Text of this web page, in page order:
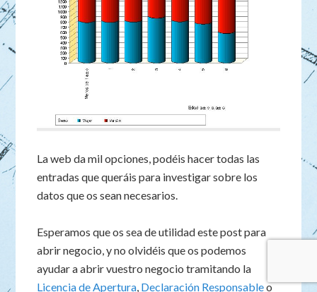
La web da mil opciones, podéis hacer todas las
entradas que queráis para investigar sobre los
datos que os sean necesarios.
Esperamos que os sea de utilidad este post para
abrir negocio, y no olvidéis que os podemos
ayudar a abrir vuestro negocio tramitando la
Licencia de Apertura Declaración Responsableo